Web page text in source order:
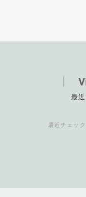
最
最近チェッ